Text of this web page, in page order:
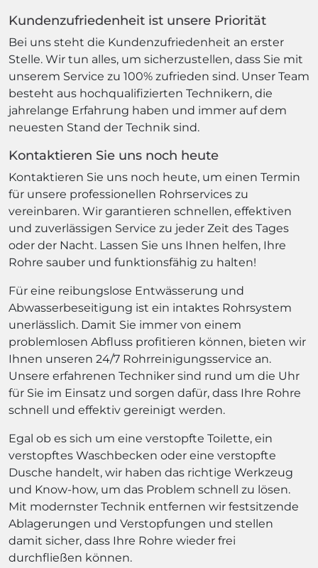
Kundenzufriedenheit ist unsere Priorität
Bei uns steht die Kundenzufriedenheit an erster
Stelle. Wir tun alles, um sicherzustellen, dass Sie mit
unserem Service zu 100% zufrieden sind. Unser Team
besteht aus hochqualifizierten Technikern, die
jahrelange Erfahrung haben und immer auf dem
neuesten Stand der Technik sind.
Kontaktieren Sie uns noch heute
Kontaktieren Sie uns noch heute, um einen Termin
für unsere professionellen Rohrservices zu
vereinbaren. Wir garantieren schnellen, effektiven
und zuverlässigen Service zu jeder Zeit des Tages
oder der Nacht. Lassen Sie uns Ihnen helfen, Ihre
Rohre sauber und funktionsfähig zu halten!
Für eine reibungslose Entwässerung und
Abwasserbeseitigung ist ein intaktes Rohrsystem
unerlässlich. Damit Sie immer von einem
problemlosen Abfluss profitieren können, bieten wir
Ihnen unseren 24/7 Rohrreinigungsservice an.
Unsere erfahrenen Techniker sind rund um die Uhr
für Sie im Einsatz und sorgen dafür, dass Ihre Rohre
schnell und effektiv gereinigt werden.
Egal ob es sich um eine verstopfte Toilette, ein
verstopftes Waschbecken oder eine verstopfte
Dusche handelt, wir haben das richtige Werkzeug
und Know-how, um das Problem schnell zu lösen.
Mit modernster Technik entfernen wir festsitzende
Ablagerungen und Verstopfungen und stellen
damit sicher, dass Ihre Rohre wieder frei
durchfließen können.